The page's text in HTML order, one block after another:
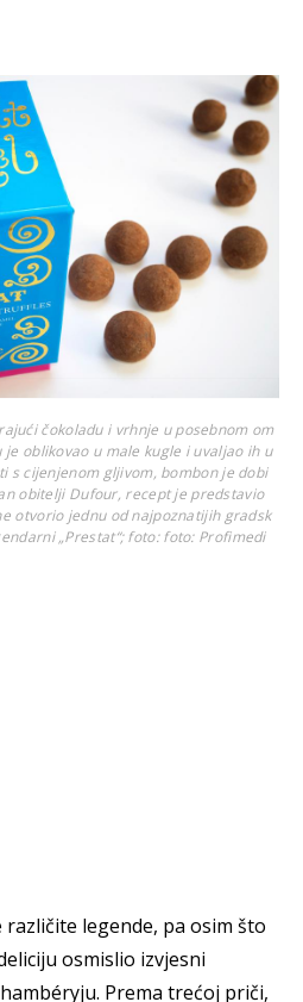
čokoladu i vrhnje u posebnom om
oblikovao u male kugle i uvaljao ih u
s cijenjenom gljivom, bombon je dobi
obitelji Dufour, recept je predstavio
otvorio jednu od najpoznatijih gradsk
„Prestat“; foto:foto: Profimedi
legende, pa osim što
osmislio izvjesni
Prema trećoj priči,